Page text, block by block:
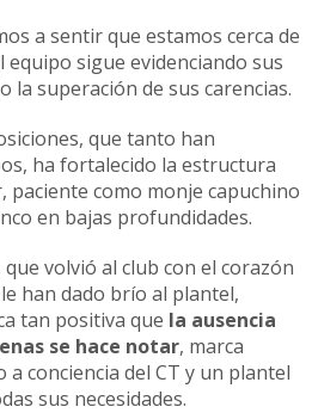
a sentir que estamos cerca de
sigue evidenciando sus
la superación de sus carencias.
que tanto han
ha fortalecido la estructura
paciente como monje capuchino
en bajas profundidades.
que volvió al club con el corazón
han dado brío al plantel,
tan positiva que la ausencia
se hace notar, marca
conciencia del CT y un plantel
sus necesidades.